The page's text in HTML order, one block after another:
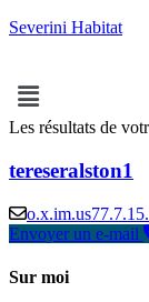
Severini Habitat
Les résultats de
tereseralston1
Envoyer un e-mail
Sur moi